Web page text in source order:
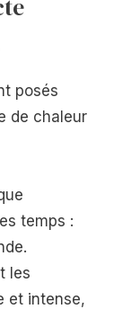
posés
de chaleur
temps :
les
et intense,